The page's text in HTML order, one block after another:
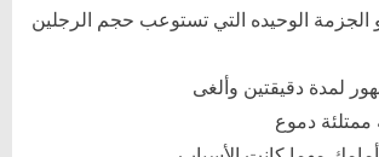
الجزمة الوحيده التي تستوعب حجم الرجلين
لمدة دقيقتين وألغى
ممتلئة دموع